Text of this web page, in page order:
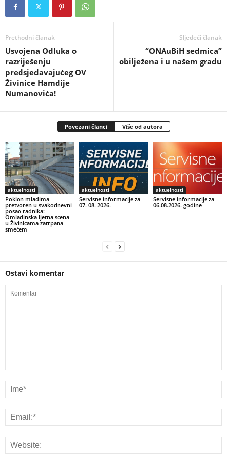
Prethodni članak
Usvojena Odluka o
razriješenju
predsjedavajućeg OV
Živinice Hamdije
Numanovića!
Sljedeći članak
“ONAuBiH sedmica”
obilježena i u našem gradu
Povezani članci Više od autora
aktuelnosti
Poklon mladima
pretvoren u svakodnevni
posao radnika:
Omladinska ljetna scena
u Živinicama zatrpana
smećem
aktuelnosti
Servisne informacije za
07. 08. 2026.
aktuelnosti
Servisne informacije za
06.08.2026. godine
Ostavi komentar